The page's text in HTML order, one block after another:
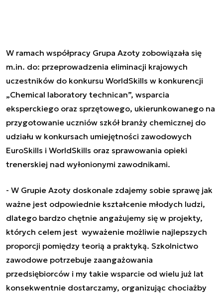
W ramach współpracy Grupa Azoty zobowiązała się
m.in. do: przeprowadzenia eliminacji krajowych
uczestników do konkursu WorldSkills w konkurencji
„Chemical laboratory technican”, wsparcia
eksperckiego oraz sprzętowego, ukierunkowanego na
przygotowanie uczniów szkół branży chemicznej do
udziału w konkursach umiejętności zawodowych
EuroSkills i WorldSkills oraz sprawowania opieki
trenerskiej nad wyłonionymi zawodnikami.
- W Grupie Azoty doskonale zdajemy sobie sprawę jak
ważne jest odpowiednie kształcenie młodych ludzi,
dlatego bardzo chętnie angażujemy się w projekty,
których celem jest wyważenie możliwie najlepszych
proporcji pomiędzy teorią a praktyką. Szkolnictwo
zawodowe potrzebuje zaangażowania
przedsiębiorców i my takie wsparcie od wielu już lat
konsekwentnie dostarczamy, organizując chociażby